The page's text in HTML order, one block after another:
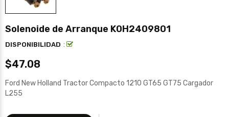
Solenoide de Arranque K0H2409801
DISPONIBILIDAD :
$47.08
Ford New Holland Tractor Compacto 1210 GT65 GT75 Cargador
L255